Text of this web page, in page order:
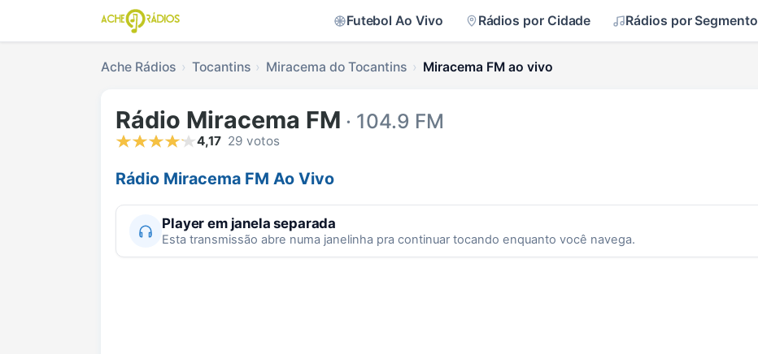
Futebol Ao Vivo Rádios por Cidade Rádios por Segmento
Ache Rádios Tocantins Miracema do Tocantins Miracema FM ao vivo
Rádio Miracema FM · 104.9 FM
4,17 29 votos
Rádio Miracema FM Ao Vivo
Player em janela separada
Esta transmissão abre numa janelinha pra continuar tocando enquanto você navega.